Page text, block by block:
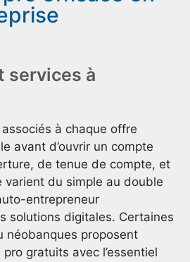
services à
à chaque offre
avant d’ouvrir un compte
de tenue de compte, et
varient du simple au double
entrepreneur
solutions digitales. Certaines
néobanques proposent
gratuits avec l’essentiel